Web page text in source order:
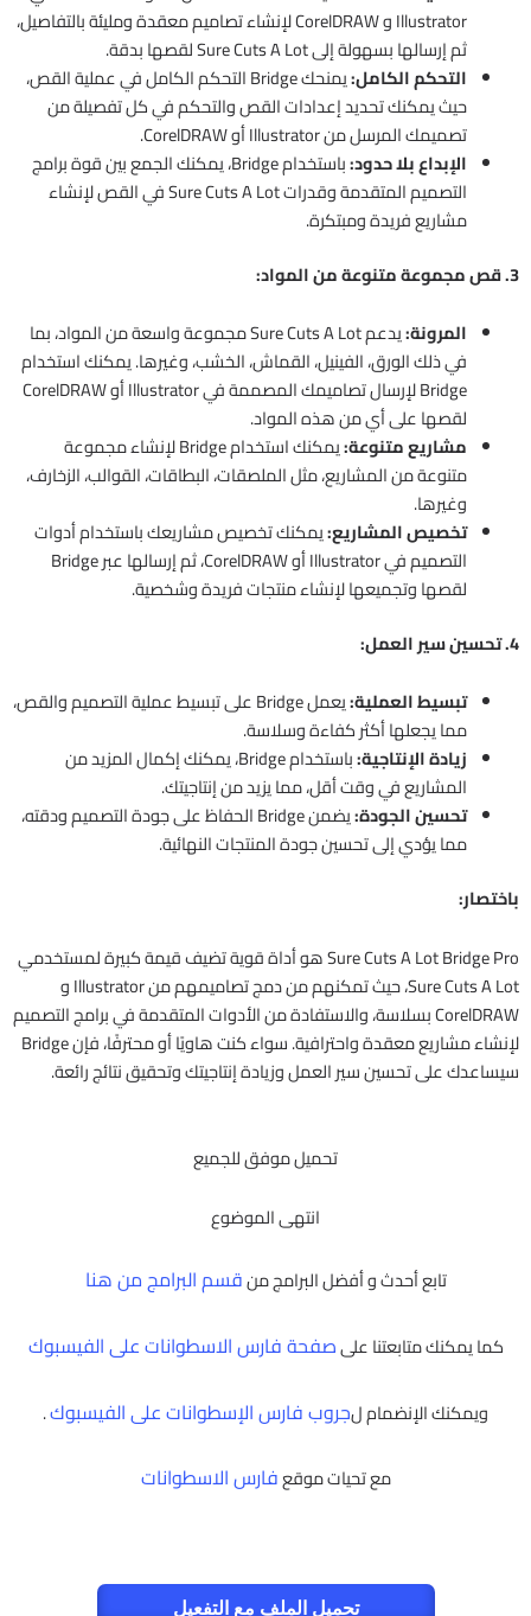
Illustrator و CorelDRAW لإنشاء تصاميم معقدة ومليئة بالتفاصيل،
ثم إرسالها بسهولة إلى Sure Cuts A Lot لقصها بدقة.
التحكم الكامل:
يمنحك Bridge التحكم الكامل في عملية القص،
حيث يمكنك تحديد إعدادات القص والتحكم في كل تفصيلة من
تصميمك المرسل من Illustrator أو CorelDRAW.
الإبداع بلا حدود:
باستخدام Bridge، يمكنك الجمع بين قوة برامج
التصميم المتقدمة وقدرات Sure Cuts A Lot في القص لإنشاء
مشاريع فريدة ومبتكرة.
3. قص مجموعة متنوعة من المواد:
المرونة:
يدعم Sure Cuts A Lot مجموعة واسعة من المواد، بما
في ذلك الورق، الفينيل، القماش، الخشب، وغيرها. يمكنك استخدام
Bridge لإرسال تصاميمك المصممة في Illustrator أو CorelDRAW
لقصها على أي من هذه المواد.
مشاريع متنوعة:
يمكنك استخدام Bridge لإنشاء مجموعة
متنوعة من المشاريع، مثل الملصقات، البطاقات، القوالب، الزخارف،
وغيرها.
تخصيص المشاريع:يمكنك تخصيص مشاريعك باستخدام أدوات
التصميم في Illustrator أو CorelDRAW، ثم إرسالها عبر Bridge
لقصها وتجميعها لإنشاء منتجات فريدة وشخصية.
4. تحسين سير العمل:
تبسيط العملية:
يعمل Bridge على تبسيط عملية التصميم والقص،
مما يجعلها أكثر كفاءة وسلاسة.
زيادة الإنتاجية:
باستخدام Bridge، يمكنك إكمال المزيد من
المشاريع في وقت أقل، مما يزيد من إنتاجيتك.
تحسين الجودة:
يضمن Bridge الحفاظ على جودة التصميم ودقته،
مما يؤدي إلى تحسين جودة المنتجات النهائية.
باختصار:
Sure Cuts A Lot Bridge Pro هو أداة قوية تضيف قيمة كبيرة لمستخدمي
Sure Cuts A Lot، حيث تمكنهم من دمج تصاميمهم من Illustrator و
CorelDRAW بسلاسة، والاستفادة من الأدوات المتقدمة في برامج التصميم
لإنشاء مشاريع معقدة واحترافية. سواء كنت هاويًا أو محترفًا، فإن Bridge
سيساعدك على تحسين سير العمل وزيادة إنتاجيتك وتحقيق نتائج رائعة.
تحميل موفق للجميع
انتهى الموضوع
تابع أحدث و أفضل البرامج منقسم البرامج من هنا
كما يمكنك متابعتنا علىصفحة فارس الاسطوانات على الفيسبوك
ويمكنك الإنضمام لجروب فارس الإسطوانات على الفيسبوك.
مع تحيات موقعفارس الاسطوانات
تحميل الملف مع التفعيل